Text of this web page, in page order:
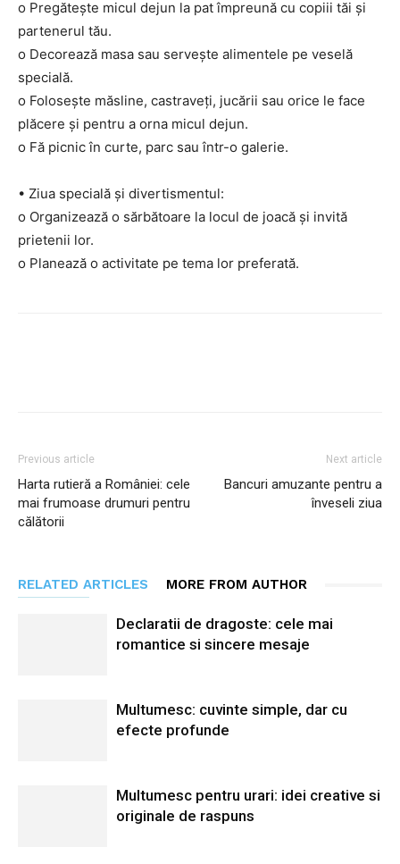
o Pregătește micul dejun la pat împreună cu copiii tăi și
partenerul tău.
o Decorează masa sau servește alimentele pe veselă
specială.
o Folosește măsline, castraveți, jucării sau orice le face
plăcere și pentru a orna micul dejun.
o Fă picnic în curte, parc sau într-o galerie.
• Ziua specială și divertismentul:
o Organizează o sărbătoare la locul de joacă și invită
prietenii lor.
o Planează o activitate pe tema lor preferată.
Previous article
Harta rutieră a României: cele
mai frumoase drumuri pentru
călătorii
Next article
Bancuri amuzante pentru a
înveseli ziua
RELATED ARTICLES MORE FROM AUTHOR
Declaratii de dragoste: cele mai
romantice si sincere mesaje
Multumesc: cuvinte simple, dar cu
efecte profunde
Multumesc pentru urari: idei creative si
originale de raspuns